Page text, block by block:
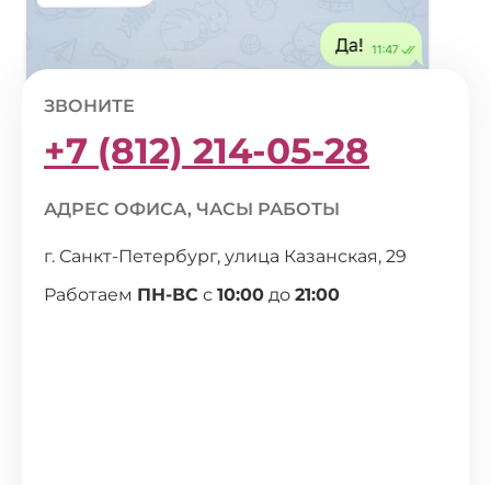
ЗВОНИТЕ
+7 (812) 214-05-28
АДРЕС ОФИСА, ЧАСЫ РАБОТЫ
г. Санкт-Петербург, улица Казанская, 29
Работаем ПН-ВС с 10:00 до 21:00